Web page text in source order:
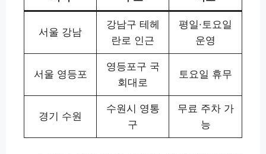
서울 강남
강남구 테헤
란로 인근
평일·토요일
운영
서울 영등포
영등포구 국
회대로
토요일 휴무
경기 수원
수원시 영통
구
무료 주차 가
능